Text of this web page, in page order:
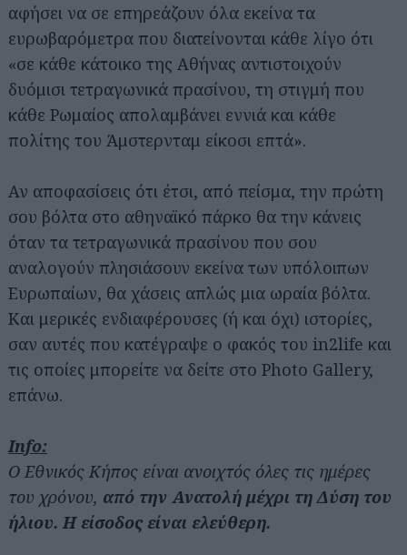
αφήσει να σε επηρεάζουν όλα εκείνα τα
ευρωβαρόμετρα που διατείνονται κάθε λίγο ότι
«σε κάθε κάτοικο της Αθήνας αντιστοιχούν
δυόμισι τετραγωνικά πρασίνου, τη στιγμή που
κάθε Ρωμαίος απολαμβάνει εννιά και κάθε
πολίτης του Άμστερνταμ είκοσι επτά».
Αν αποφασίσεις ότι έτσι, από πείσμα, την πρώτη
σου βόλτα στο αθηναϊκό πάρκο θα την κάνεις
όταν τα τετραγωνικά πρασίνου που σου
αναλογούν πλησιάσουν εκείνα των υπόλοιπων
Ευρωπαίων, θα χάσεις απλώς μια ωραία βόλτα.
Και μερικές ενδιαφέρουσες (ή και όχι) ιστορίες,
σαν αυτές που κατέγραψε ο φακός του in2life και
τις οποίες μπορείτε να δείτε στο Photo Gallery,
επάνω.
Info:
Ο Εθνικός Κήπος είναι ανοιχτός όλες τις ημέρες
του χρόνου, από την Ανατολή μέχρι τη Δύση του
ήλιου. Η είσοδος είναι ελεύθερη.